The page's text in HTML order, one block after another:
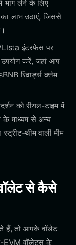
भाग लेने के लिए
लाभ उठाएं, जिससे
Lista इंटरफेस पर
करें, जहां आप
रिवार्ड्स क्लेम
को रीयल-टाइम में
माध्यम से अन्य
थीम वाली मीम
से कैसे
हैं, तो आपके वॉलेट
EVM वॉलेट्स के